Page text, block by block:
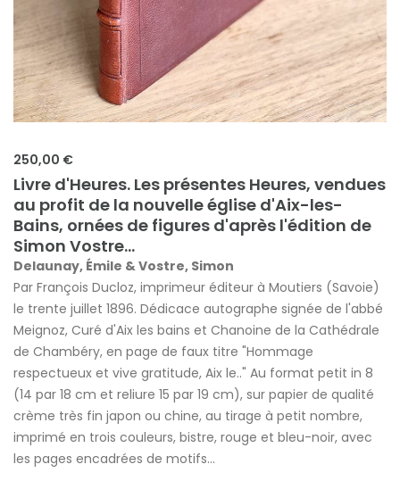
250,00 €
Livre d'Heures. Les présentes Heures, vendues
au profit de la nouvelle église d'Aix-les-
Bains, ornées de figures d'après l'édition de
Simon Vostre...
Delaunay, Émile & Vostre, Simon
Par François Ducloz, imprimeur éditeur à Moutiers (Savoie)
le trente juillet 1896. Dédicace autographe signée de l'abbé
Meignoz, Curé d'Aix les bains et Chanoine de la Cathédrale
de Chambéry, en page de faux titre "Hommage
respectueux et vive gratitude, Aix le.." Au format petit in 8
(14 par 18 cm et reliure 15 par 19 cm), sur papier de qualité
crème très fin japon ou chine, au tirage à petit nombre,
imprimé en trois couleurs, bistre, rouge et bleu-noir, avec
les pages encadrées de motifs...